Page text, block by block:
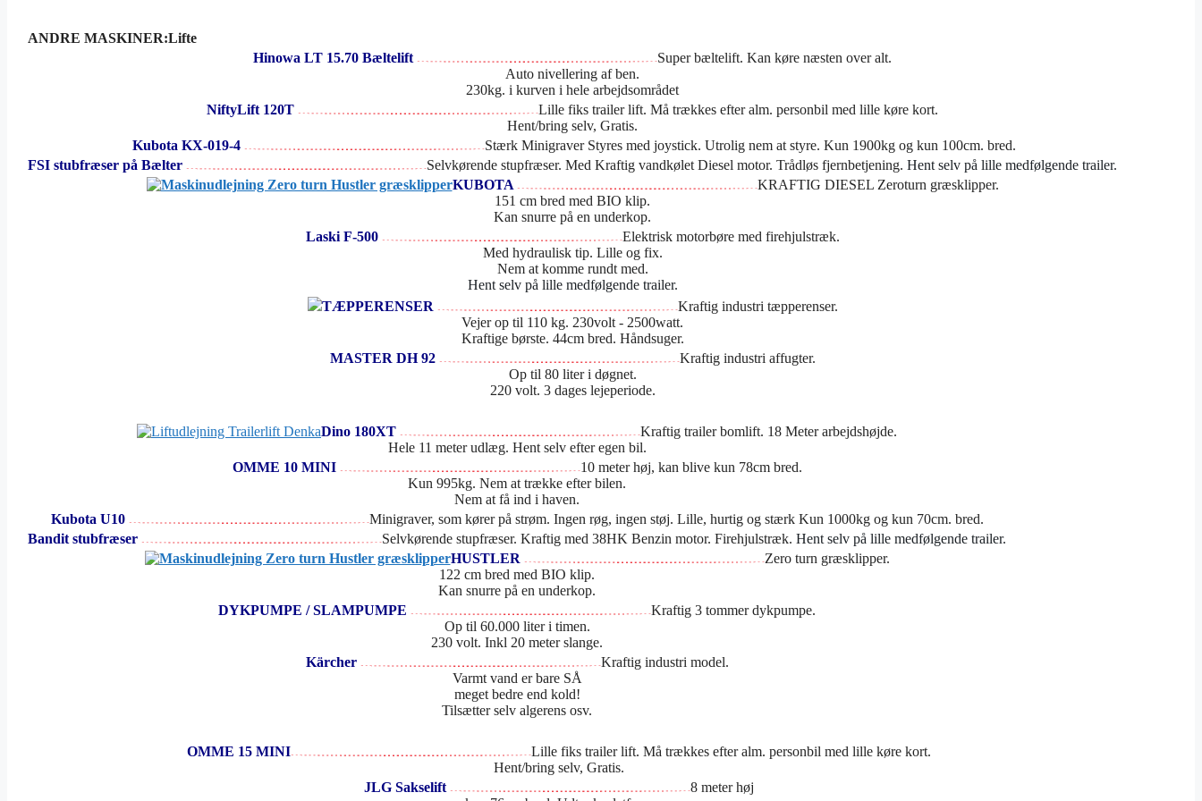
ANDRE MASKINER:Lifte
Hinowa LT 15.70 Bæltelift
Super bæltelift. Kan køre næsten over alt.
Auto nivellering af ben.
230kg. i kurven i hele arbejdsområdet
NiftyLift 120T
Lille fiks trailer lift. Må trækkes efter alm. personbil med lille køre kort.
Hent/bring selv, Gratis.
Kubota KX-019-4
Stærk Minigraver Styres med joystick. Utrolig nem at styre. Kun 1900kg og kun 100cm. bred.
FSI stubfræser på Bælter
Selvkørende stupfræser. Med Kraftig vandkølet Diesel motor. Trådløs fjernbetjening. Hent selv på lille medfølgende trailer.
KUBOTA
KRAFTIG DIESEL Zeroturn græsklipper.
151 cm bred med BIO klip.
Kan snurre på en underkop.
Laski F-500
Elektrisk motorbøre med firehjulstræk.
Med hydraulisk tip. Lille og fix.
Nem at komme rundt med.
Hent selv på lille medfølgende trailer.
TÆPPERENSER
Kraftig industri tæpperenser.
Vejer op til 110 kg. 230volt - 2500watt.
Kraftige børste. 44cm bred. Håndsuger.
MASTER DH 92
Kraftig industri affugter.
Op til 80 liter i døgnet.
220 volt. 3 dages lejeperiode.
Dino 180XT
Kraftig trailer bomlift. 18 Meter arbejdshøjde.
Hele 11 meter udlæg. Hent selv efter egen bil.
OMME 10 MINI
10 meter høj, kan blive kun 78cm bred.
Kun 995kg. Nem at trække efter bilen.
Nem at få ind i haven.
Kubota U10
Minigraver, som kører på strøm. Ingen røg, ingen støj. Lille, hurtig og stærk Kun 1000kg og kun 70cm. bred.
Bandit stubfræser
Selvkørende stupfræser. Kraftig med 38HK Benzin motor. Firehjulstræk. Hent selv på lille medfølgende trailer.
HUSTLER
Zero turn græsklipper.
122 cm bred med BIO klip.
Kan snurre på en underkop.
DYKPUMPE / SLAMPUMPE
Kraftig 3 tommer dykpumpe.
Op til 60.000 liter i timen.
230 volt. Inkl 20 meter slange.
Kärcher
Kraftig industri model.
Varmt vand er bare SÅ
meget bedre end kold!
Tilsætter selv algerens osv.
OMME 15 MINI
Lille fiks trailer lift. Må trækkes efter alm. personbil med lille køre kort.
Hent/bring selv, Gratis.
JLG Sakselift
8 meter høj